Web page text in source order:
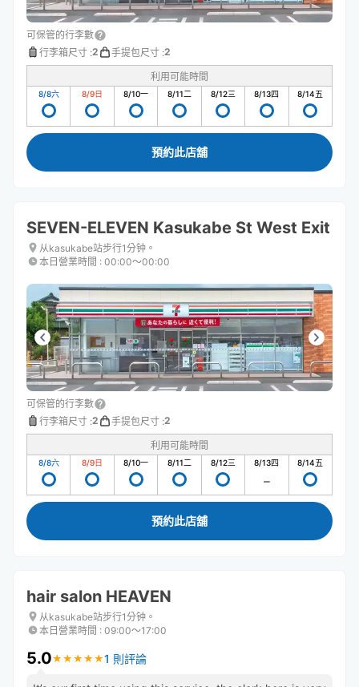
可保管的行李數
行李箱尺寸 :2 手提包尺寸 :2
利用可能時間
8/8六 8/9日 8/10一 8/11二 8/12三 8/13四 8/14五
預約此店舖
SEVEN-ELEVEN Kasukabe St West Exit
从kasukabe站步行1分钟。
本日營業時間 : 00:00〜00:00
可保管的行李數
行李箱尺寸 :2 手提包尺寸 :2
利用可能時間
8/8六 8/9日 8/10一 8/11二 8/12三 8/13四 8/14五
預約此店舖
hair salon HEAVEN
从kasukabe站步行1分钟。
本日營業時間 : 09:00〜17:00
5.0★ ★ ★ ★ ★
★ ★ ★ ★ ★1 則評論